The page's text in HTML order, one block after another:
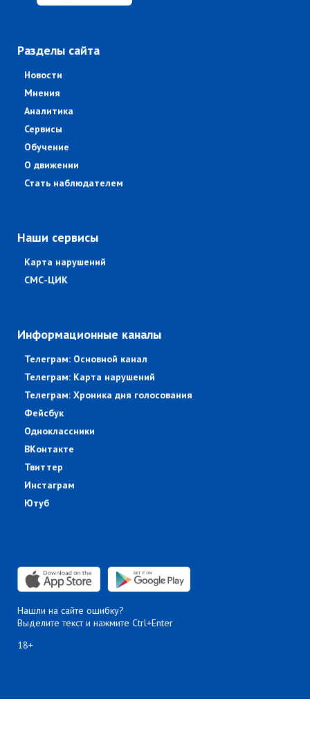
Разделы сайта
Новости
Мнения
Аналитика
Сервисы
Обучение
О движении
Стать наблюдателем
Наши сервисы
Карта нарушений
СМС-ЦИК
Информационные каналы
Телеграм: Основной канал
Телеграм: Карта нарушений
Телеграм: Хроника дня голосования
Фейсбук
Одноклассники
ВКонтакте
Твиттер
Инстаграм
Ютуб
Нашли на сайте ошибку?
Выделите текст и нажмите Ctrl+Enter
18+